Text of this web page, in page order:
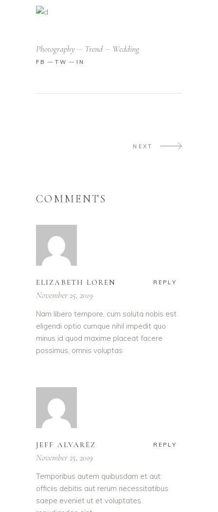
Photography Trend Wedding
FB TW IN
NEXT
COMMENTS
ELIZABETH LOREN REPLY
November 25, 2019
Nam libero tempore, cum soluta nobis est
eligendi optio cumque nihil impedit quo
minus id quod maxime placeat facere
possimus, omnis voluptas
JEFF ALVAREZ REPLY
November 25, 2019
Temporibus autem quibusdam et aut
officiis debitis aut rerum necessitatibus
saepe eveniet ut et voluptates